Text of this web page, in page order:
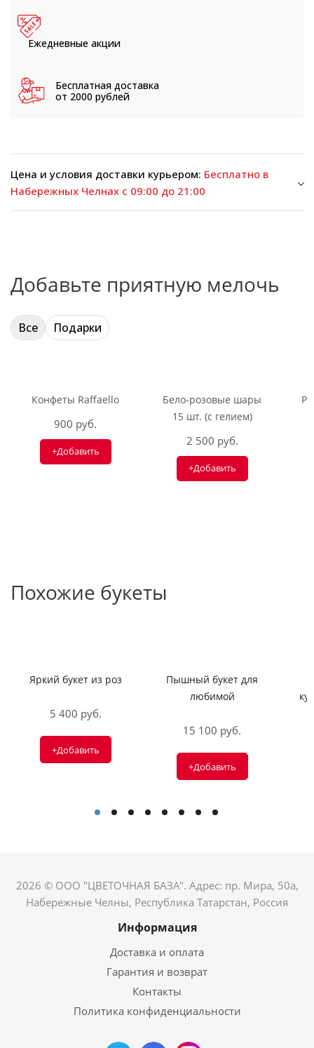
Ежедневные акции
Бесплатная доставка
от 2000 рублей
Цена и условия доставки курьером: Бесплатно в
Набережных Челнах с 09:00 до 21:00
Добавьте приятную мелочь
Все Подарки
Конфеты Raffaello
900 руб.
+Добавить
Бело-розовые шары
15 шт. (с гелием)
2 500 руб.
+Добавить
Похожие букеты
Яркий букет из роз
5 400 руб.
+Добавить
Пышный букет для
любимой
15 100 руб.
+Добавить
2026 © ООО "ЦВЕТОЧНАЯ БАЗА". Адрес: пр. Мира, 50а,
Набережные Челны, Республика Татарстан, Россия
Информация
Доставка и оплата
Гарантия и возврат
Контакты
Политика конфиденциальности